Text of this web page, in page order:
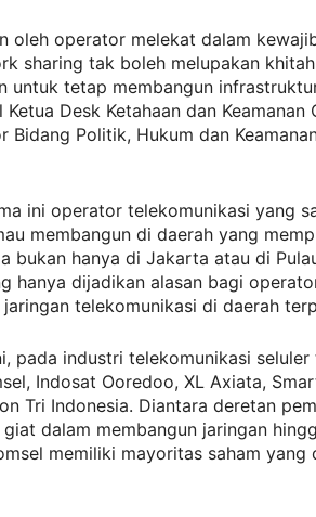
oleh operator melekat dalam
sharing tak boleh melupakan
untuk tetap membangun
Ketua Desk Ketahaan dan Keamanan
Bidang Politik, Hukum dan
ini operator telekomunikasi yang
membangun di daerah yang
bukan hanya di Jakarta atau di
hanya dijadikan alasan bagi
telekomunikasi di daerah
pada industri telekomunikasi
Indosat Ooredoo, XL Axiata,
Tri Indonesia. Diantara deretan
dalam membangun jaringan
memiliki mayoritas saham yang